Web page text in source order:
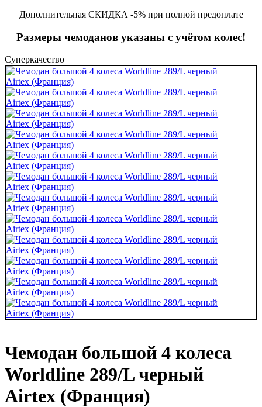
Дополнительная СКИДКА -5% при полной предоплате
Размеры чемоданов указаны с учётом колес!
Суперкачество
Чемодан большой 4 колеса
Worldline 289/L черный
Airtex (Франция)